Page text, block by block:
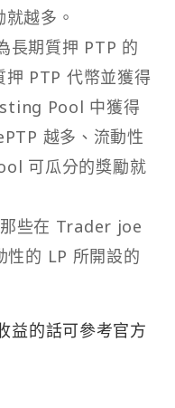
越多。
期質押 PTP 的
押 PTP 代幣並獲得
Pool 中獲得
越多、流動性
可瓜分的獎勵就
些在 Trader joe
性的 LP 所開設的
益的話可參考官方